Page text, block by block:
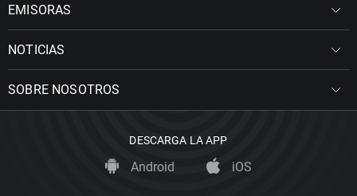
EMISORAS
NOTICIAS
SOBRE NOSOTROS
DESCARGA LA APP
Android iOS